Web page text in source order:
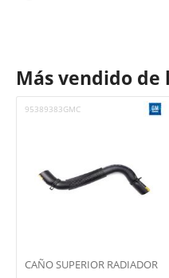
Más vendido de
95389383GMC
CAÑO SUPERIOR RADIADOR